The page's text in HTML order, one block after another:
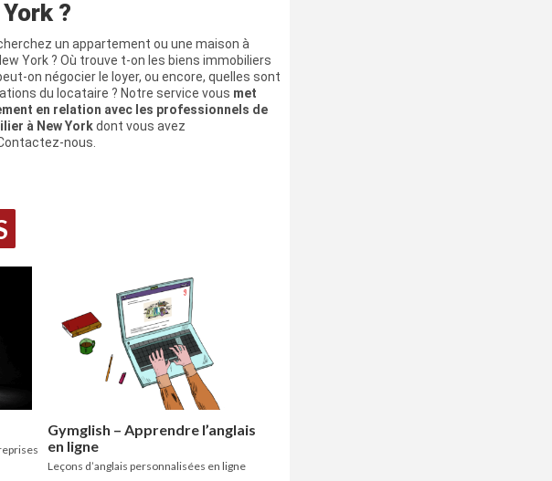
?
un appartement ou une maison à
York ? Où trouve t-on les biens immobiliers
on négocier le loyer, ou encore, quelles sont
du locataire ? Notre service vous met
en relation avec les professionnels de
à New Yorkdont vous avez
nous.
Gymglish – Apprendre l’anglais
en ligne
Leçons d’anglais personnalisées en ligne